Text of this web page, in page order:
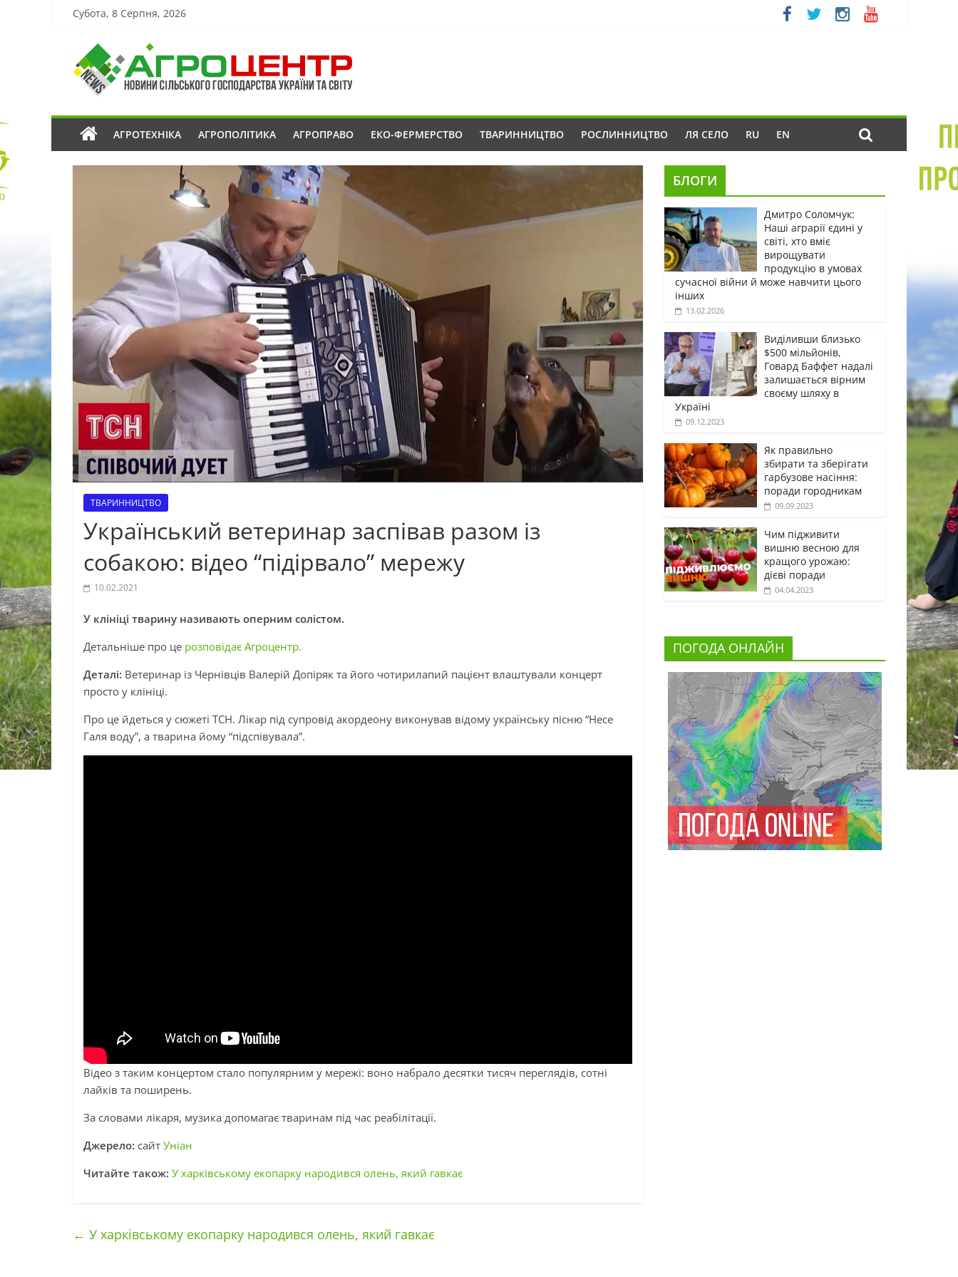
Субота, 8 Серпня, 2026
АГРОТЕХНІКА АГРОПОЛІТИКА АГРОПРАВО ЕКО-ФЕРМЕРСТВО ТВАРИННИЦТВО РОСЛИННИЦТВО ЛЯ СЕЛО RU EN
ТВАРИННИЦТВО
Український ветеринар заспівав разом із
собакою: відео “підірвало” мережу
10.02.2021
У клініці тварину називають оперним солістом.
Детальніше про це розповідає Агроцентр.
Деталі: Ветеринар із Чернівців Валерій Допіряк та його чотирилапий пацієнт влаштували концерт
просто у клініці.
Про це йдеться у сюжеті ТСН. Лікар під супровід акордеону виконував відому українську пісню “Несе
Галя воду”, а тварина йому “підспівувала”.
Відео з таким концертом стало популярним у мережі: воно набрало десятки тисяч переглядів, сотні
лайків та поширень.
За словами лікаря, музика допомагає тваринам під час реабілітації.
Джерело: сайт Уніан
Читайте також: У харківському екопарку народився олень, який гавкає
← У харківському екопарку народився олень, який гавкає
БЛОГИ
Дмитро Соломчук:
Наші аграрії єдині у
світі, хто вміє
вирощувати
продукцію в умовах
сучасної війни й може навчити цього
інших
13.02.2026
Виділивши близько
$500 мільйонів,
Говард Баффет надалі
залишається вірним
своєму шляху в
Україні
09.12.2023
Як правильно
збирати та зберігати
гарбузове насіння:
поради городникам
09.09.2023
Чим підживити
вишню весною для
кращого урожаю:
дієві поради
04.04.2023
ПОГОДА ОНЛАЙН